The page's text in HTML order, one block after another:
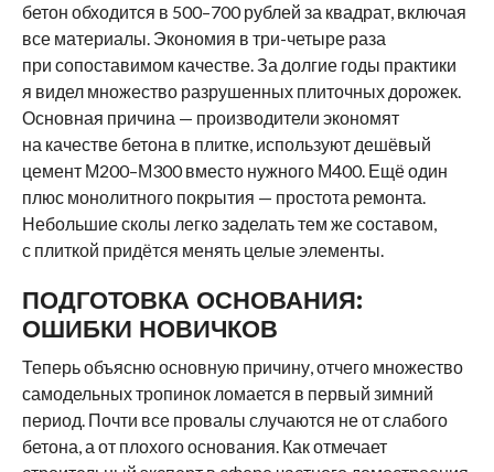
бетон обходится в 500–700 рублей за квадрат, включая
все материалы. Экономия в три-четыре раза
при сопоставимом качестве. За долгие годы практики
я видел множество разрушенных плиточных дорожек.
Основная причина — производители экономят
на качестве бетона в плитке, используют дешёвый
цемент М200–М300 вместо нужного М400. Ещё один
плюс монолитного покрытия — простота ремонта.
Небольшие сколы легко заделать тем же составом,
с плиткой придётся менять целые элементы.
ПОДГОТОВКА ОСНОВАНИЯ:
ОШИБКИ НОВИЧКОВ
Теперь объясню основную причину, отчего множество
самодельных тропинок ломается в первый зимний
период. Почти все провалы случаются не от слабого
бетона, а от плохого основания. Как отмечает